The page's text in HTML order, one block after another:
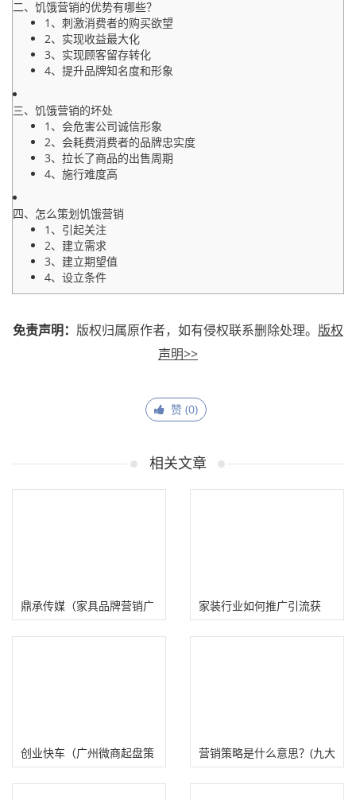
二、饥饿营销的优势有哪些？
1、刺激消费者的购买欲望
2、实现收益最大化
3、实现顾客留存转化
4、提升品牌知名度和形象
三、饥饿营销的坏处
1、会危害公司诚信形象
2、会耗费消费者的品牌忠实度
3、拉长了商品的出售周期
4、施行难度高
四、怎么策划饥饿营销
1、引起关注
2、建立需求
3、建立期望值
4、设立条件
免责声明： 版权归属原作者，如有侵权联系删除处理。 版权
声明>>
赞 (0)
相关文章
鼎承传媒（家具品牌营销广
告公司）
家装行业如何推广引流获
客？全方位梳理家装品牌营
创业快车（广州微商起盘策
划公司）
营销策略是什么意思？(九大
市场营销策略有哪些）